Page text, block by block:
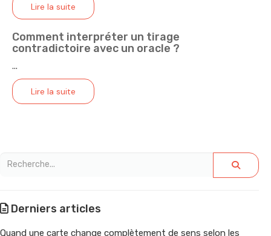
Lire la suite
Comment interpréter un tirage
contradictoire avec un oracle ?
...
Lire la suite
Derniers articles
Quand une carte change complètement de sens selon les